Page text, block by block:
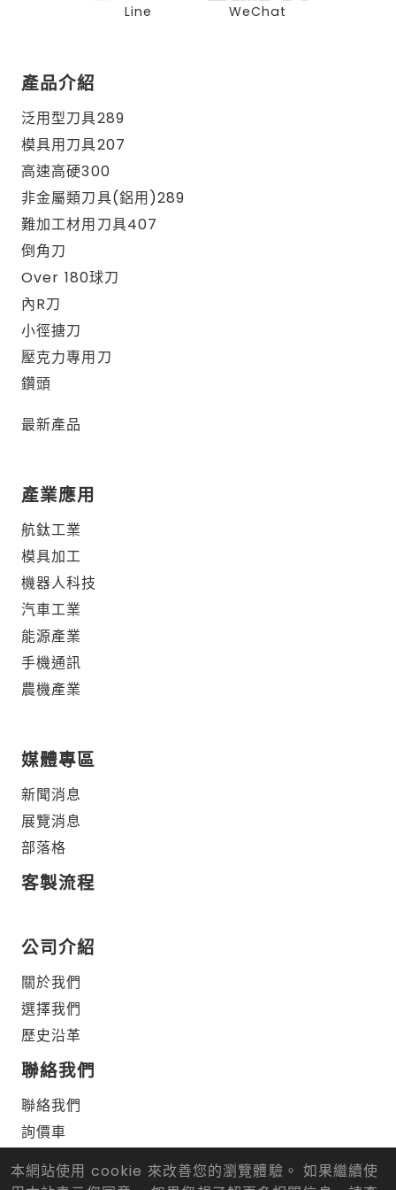
Line WeChat
產品介紹
泛用型刀具289
模具用刀具207
高速高硬300
非金屬類刀具(鋁用)289
難加工材用刀具407
倒角刀
Over 180球刀
內R刀
小徑搪刀
壓克力專用刀
鑽頭
最新產品
產業應用
航鈦工業
模具加工
機器人科技
汽車工業
能源產業
手機通訊
農機產業
媒體專區
新聞消息
展覽消息
部落格
客製流程
公司介紹
關於我們
選擇我們
歷史沿革
聯絡我們
聯絡我們
詢價車
本網站使用 cookie 來改善您的瀏覽體驗。 如果繼續使